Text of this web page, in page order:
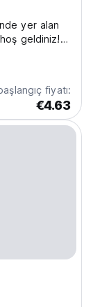
yer alan
geldiniz!
merkez.
fiyatı:
€4.63